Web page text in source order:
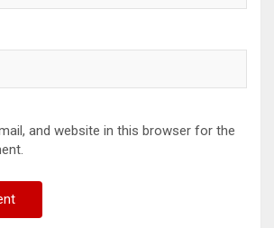
and website in this browser for the